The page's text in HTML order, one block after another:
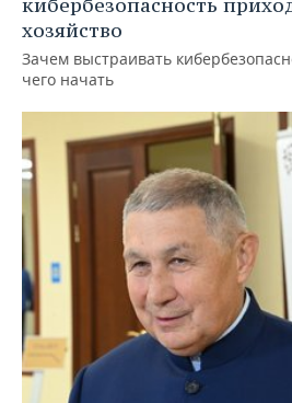
кибербезопасность
хозяйство
Зачем выстраивать
чего начать